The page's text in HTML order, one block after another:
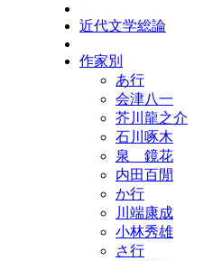
近代文学総論
作家別
あ行
会津八一
芥川龍之介
石川啄木
泉 鏡花
内田百閒
か行
川端康成
小林秀雄
さ行